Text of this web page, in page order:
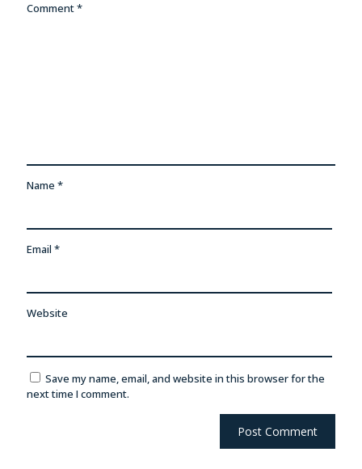
Comment*
Name *
Email *
Website
Save my name, email, and website in this browser for the
next time I comment.